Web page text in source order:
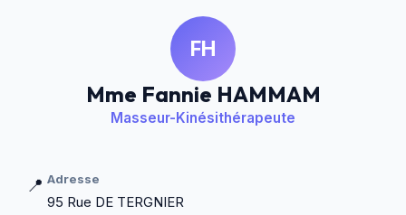
FH
Mme Fannie HAMMAM
Masseur-Kinésithérapeute
📍 Adresse
95 Rue DE TERGNIER